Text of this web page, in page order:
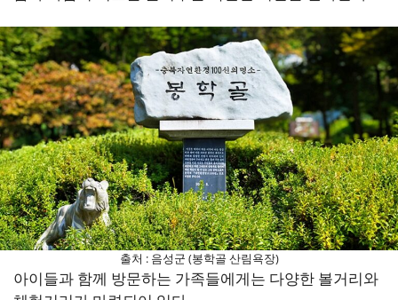
출처 : 음성군 (봉학골 산림욕장)
아이들과 함께 방문하는 가족들에게는 다양한 볼거리와